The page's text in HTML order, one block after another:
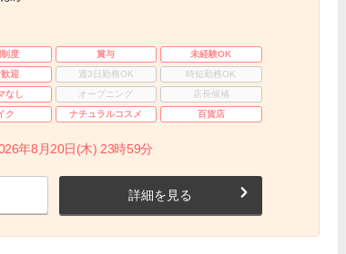
度 賞与
未経験OK
迎 週3日勤務OK
時短勤務OK
なし オープニング
店長候補
ク ナチュラルコスメ 百貨店
年8月20日(木) 23時59分
詳細を見る